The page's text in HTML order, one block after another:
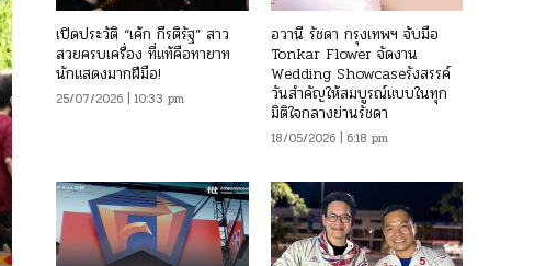
เปิดประวัติ “เค้ก กีรติรัฐ” สาว
สวยครบเครื่อง ที่แท้คือทายาท
นักแสดงมากฝีมือ!
25/07/2026 | 10:33 pm
อวานี รัชดา กรุงเทพฯ จับมือ
Tonkar Flower จัดงาน
Wedding Showcaseรังสรรค์
วันสำคัญให้สมบูรณ์แบบในทุก
มิติใจกลางย่านรัชดา
18/05/2026 | 6:18 pm